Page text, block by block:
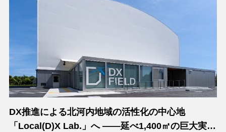
DX推進による北河内地域の活性化の中心地
「Local(D)X Lab.」へ ――延べ1,400㎡の巨大実証